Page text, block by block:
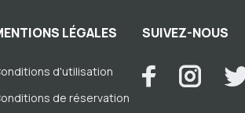
LÉGALES
d'utilisation
de réservation
SUIVEZ-NOUS